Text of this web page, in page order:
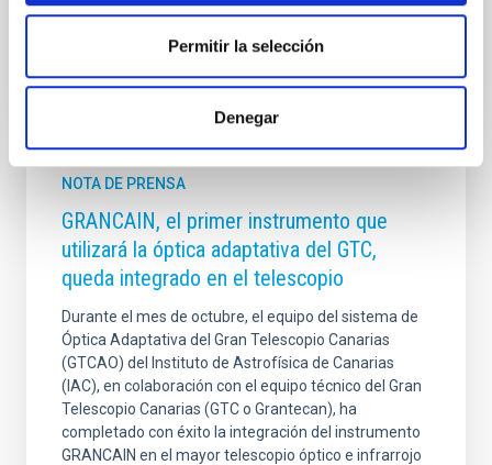
Permitir la selección
Denegar
Fecha de publicación 27/07/2026 - 11:17:43
NOTA DE PRENSA
GRANCAIN, el primer instrumento que
utilizará la óptica adaptativa del GTC,
queda integrado en el telescopio
Durante el mes de octubre, el equipo del sistema de
Óptica Adaptativa del Gran Telescopio Canarias
(GTCAO) del Instituto de Astrofísica de Canarias
(IAC), en colaboración con el equipo técnico del Gran
Telescopio Canarias (GTC o Grantecan), ha
completado con éxito la integración del instrumento
GRANCAIN en el mayor telescopio óptico e infrarrojo